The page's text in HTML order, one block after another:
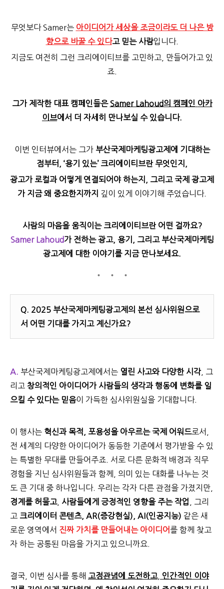
무엇보다 Samer는 아이디어가 세상을 조금이라도 더 나은 방
향으로 바꿀 수 있다고 믿는 사람입니다.
지금도 여전히 그런 크리에이티브를 고민하고, 만들어가고 있
죠.
그가 제작한 대표 캠페인들은 Samer Lahoud의 캠페인 아카
이브에서 더 자세히 만나보실 수 있습니다.
이번 인터뷰에서는 그가 부산국제마케팅광고제에 기대하는
점부터, ‘용기 있는’ 크리에이티브란 무엇인지,
광고가 로컬과 어떻게 연결되어야 하는지, 그리고 국제 광고제
가 지금 왜 중요한지까지 깊이 있게 이야기해 주었습니다.
사람의 마음을 움직이는 크리에이티브란 어떤 걸까요?
Samer Lahoud가 전하는 광고, 용기, 그리고 부산국제마케팅
광고제에 대한 이야기를 지금 만나보세요.
Q. 2025 부산국제마케팅광고제의 본선 심사위원으로
서 어떤 기대를 가지고 계신가요?
A. 부산국제마케팅광고제에서는 열린 사고와 다양한 시각, 그
리고 창의적인 아이디어가 사람들의 생각과 행동에 변화를 일
으킬 수 있다는 믿음이 가득한 심사위원실을 기대합니다.
이 행사는 혁신과 목적, 포용성을 아우르는 국제 어워드로서,
전 세계의 다양한 아이디어가 동등한 기준에서 평가받을 수 있
는 특별한 무대를 만들어주죠. 서로 다른 문화적 배경과 직무
경험을 지닌 심사위원들과 함께, 의미 있는 대화를 나누는 것
도 큰 기대 중 하나입니다. 우리는 각자 다른 관점을 가졌지만,
경계를 허물고, 사람들에게 긍정적인 영향을 주는 작업
, 그리
고 크리에이터 콘텐츠, AR(증강현실), AI(인공지능) 같은 새
로운 영역에서 진짜 가치를 만들어내는 아이디어 를 함께 찾고
자 하는 공통된 마음을 가지고 있으니까요.
결국, 이번 심사를 통해 고정관념에 도전하고, 인간적인 이야